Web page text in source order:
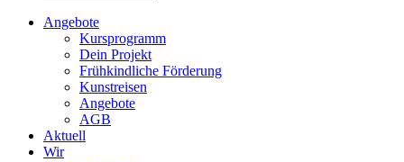
Angebote
Kursprogramm
Dein Projekt
Frühkindliche Förderung
Kunstreisen
Angebote
AGB
Aktuell
Wir